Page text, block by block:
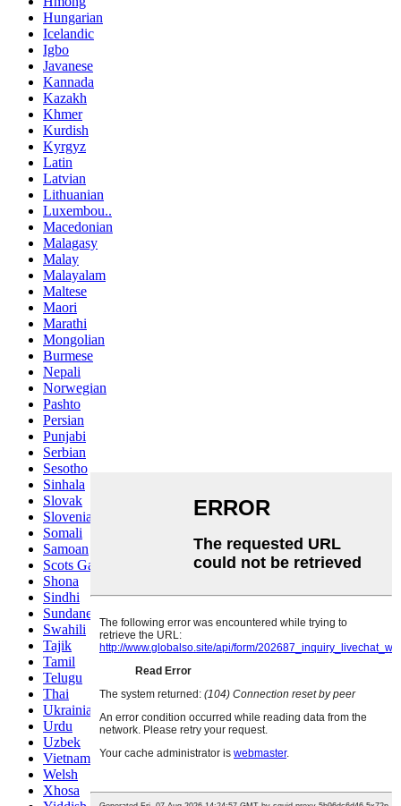
Hungarian
Icelandic
Igbo
Javanese
Kannada
Kazakh
Khmer
Kurdish
Kyrgyz
Latin
Latvian
Lithuanian
Luxembou..
Macedonian
Malagasy
Malay
Malayalam
Maltese
Maori
Marathi
Mongolian
Burmese
Nepali
Norwegian
Pashto
Persian
Punjabi
Serbian
Sesotho
Sinhala
Slovak
Slovenian
Somali
Samoan
Scots Gaelic
Shona
Sindhi
Sundanese
Swahili
Tajik
Tamil
Telugu
Thai
Ukrainian
Urdu
Uzbek
Vietnamese
Welsh
Xhosa